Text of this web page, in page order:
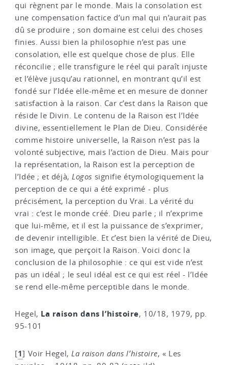
qui règnent par le monde. Mais la consolation est
une compensation factice d’un mal qui n’aurait pas
dû se produire ; son domaine est celui des choses
finies. Aussi bien la philosophie n’est pas une
consolation, elle est quelque chose de plus. Elle
réconcilie ; elle transfigure le réel qui paraît injuste
et l’élève jusqu’au rationnel, en montrant qu’il est
fondé sur l’Idée elle-même et en mesure de donner
satisfaction à la raison. Car c’est dans la Raison que
réside le Divin. Le contenu de la Raison est l’Idée
divine, essentiellement le Plan de Dieu. Considérée
comme histoire universelle, la Raison n’est pas la
volonté subjective, mais l’action de Dieu. Mais pour
la représentation, la Raison est la perception de
l’Idée ; et déjà,Logos signifie étymologiquement la
perception de ce qui a été exprimé - plus
précisément, la perception du Vrai. La vérité du
vrai : c’est le monde créé. Dieu parle ; il n’exprime
que lui-même, et il est la puissance de s’exprimer,
de devenir intelligible. Et c’est bien la vérité de Dieu,
son image, que perçoit la Raison. Voici donc la
conclusion de la philosophie : ce qui est vide n’est
pas un idéal ; le seul idéal est ce qui est réel - l’Idée
se rend elle-même perceptible dans le monde.
Hegel, La raison dans l’histoire, 10/18, 1979, pp.
95-101
[1] Voir Hegel, La raison dans l’histoire, « Les